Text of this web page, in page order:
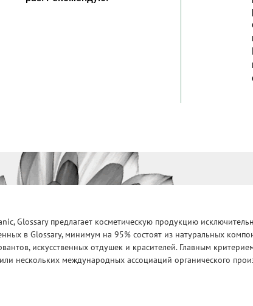
Glossary предлагает косметическую продукцию
в Glossary, минимум на 95% состоят из натуральных
искусственных отдушек и красителей. Главным
нескольких международных ассоциаций органического